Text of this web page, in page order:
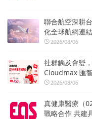
聯合航空深耕
化全球航網連結
2026/08/06
社群觸及會變
Cloudmax 匯
2026/08/06
真健康醫療（
戰略合作 共建